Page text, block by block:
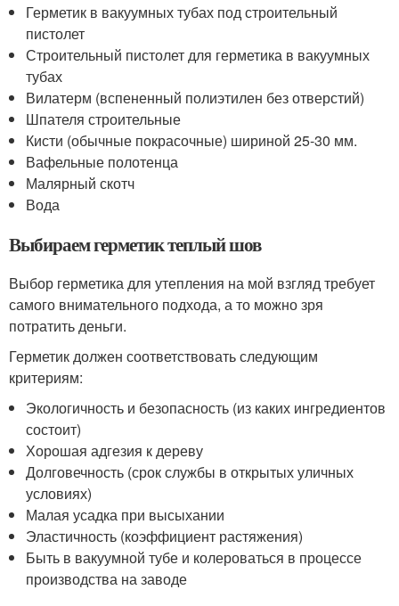
Герметик в вакуумных тубах под строительный
пистолет
Строительный пистолет для герметика в вакуумных
тубах
Вилатерм (вспененный полиэтилен без отверстий)
Шпателя строительные
Кисти (обычные покрасочные) шириной 25-30 мм.
Вафельные полотенца
Малярный скотч
Вода
Выбираем герметик теплый шов
Выбор герметика для утепления на мой взгляд требует
самого внимательного подхода, а то можно зря
потратить деньги.
Герметик должен соответствовать следующим
критериям:
Экологичность и безопасность (из каких ингредиентов
состоит)
Хорошая адгезия к дереву
Долговечность (срок службы в открытых уличных
условиях)
Малая усадка при высыхании
Эластичность (коэффициент растяжения)
Быть в вакуумной тубе и колероваться в процессе
производства на заводе